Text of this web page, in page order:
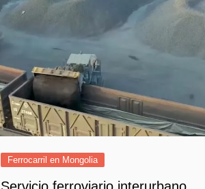
Ferrocarril en Mongolia